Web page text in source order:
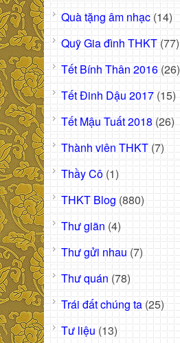
Quà tặng âm nhạc (14)
Quỹ Gia đình THKT (77)
Tết Bính Thân 2016 (26)
Tết Đinh Dậu 2017 (15)
Tết Mậu Tuất 2018 (26)
Thành viên THKT (7)
Thầy Cô (1)
THKT Blog (880)
Thư giãn (4)
Thư gửi nhau (7)
Thư quán (78)
Trái đất chúng ta (25)
Tư liệu (13)